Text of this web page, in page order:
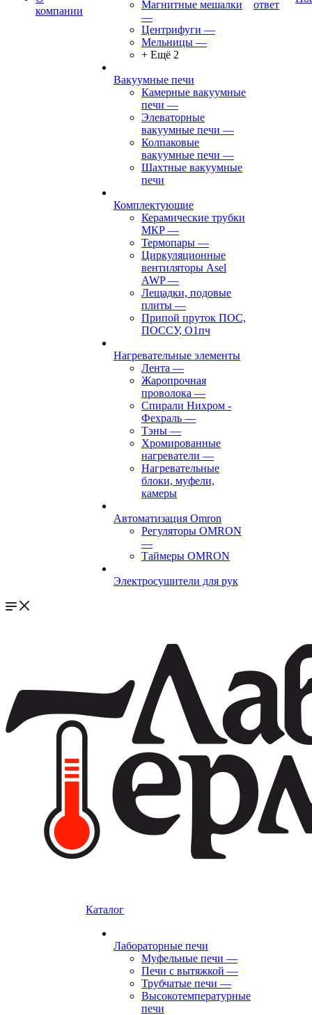
компании
Магнитные мешалки
—
Центрифуги —
Мельницы —
+ Ещё 2
Вакуумные печи
Камерные вакуумные
печи —
Элеваторные
вакуумные печи —
Колпаковые
вакуумные печи —
Шахтные вакуумные
печи
Комплектующие
Керамические трубки
МКР —
Термопары —
Циркуляционные
вентиляторы Asel
AWP—
Лещадки, подовые
плиты —
Припой пруток ПОС,
ПОССУ, О1пч
Нагревательные элементы
Лента —
Жаропрочная
проволока —
Спирали Нихром -
Фехраль —
Тэны —
Хромированные
нагреватели —
Нагревательные
блоки, муфели,
камеры
Автоматизация Omron
Регуляторы OMRON
—
Таймеры OMRON
Электросушители для рук
ответ
Каталог
Лабораторные печи
Муфельные печи —
Печи с вытяжкой —
Трубчатые печи —
Высокотемпературные
печи